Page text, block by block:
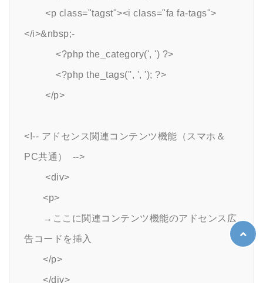
        <p class="tagst"><i class="fa fa-tags">
</i>&nbsp;-
            <?php the_category(', ') ?>
            <?php the_tags('', ', '); ?>
        </p>
<!-- アドセンス関連コンテンツ機能（スマホ＆
PC共通）  -->
        <div>
	<p>
告コードを挿入
	</p>
	</div>